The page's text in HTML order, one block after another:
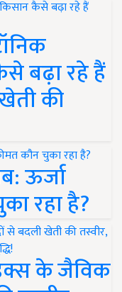
बढ़ा रहे हैं
की
ऊर्जा
रहा है?
के जैविक